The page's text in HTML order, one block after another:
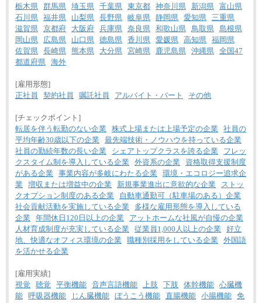
栃木県
群馬県 埼玉県 千葉県 東京都 神奈川県 新潟県
富山県
石川県
福井県 山梨県 長野県 岐阜県 静岡県 愛知県
三重県
滋賀県
京都府 大阪府 兵庫県 奈良県 和歌山県 鳥取県
島根県
岡山県
広島県 山口県 徳島県 香川県 愛媛県 高知県
福岡県
佐賀県
長崎県 熊本県 大分県 宮崎県 鹿児島県 沖縄県
全国47
都道府県
海外
[雇用形態]
正社員
契約社員 嘱託社員 アルバイト・パート その他
[チェックポイント]
転居を伴う転勤のない企業 株式上場または上場予定の企業 社員の
平均年齢30歳以下の企業 最先端技術・ノウハウを持っている企業
社員の勤続年数の長い企業
シェアトップクラスを誇る企業
フレッ
クスタイム制を導入している企業 外資系の企業
資格取得支援制度
がある企業 事業内容が多岐にわたる企業 環境・エコロジー追求企
業 増収または増益中の企業 新規事業進出に意欲的な企業
ストッ
クオプション制度のある企業
自動車通勤可（駐車場のある）企業
社会貢献活動を実施している企業
多様な雇用形態を導入している
企業 年間休日120日以上の企業
アットホームな社風が自慢の企業
人材育成制度が充実している企業 従業員1,000人以上の企業 好立
地、快適なオフィス環境の企業 職種別採用をしている企業 外国語
を活かせる企業
[雇用実績]
視覚
聴覚 平衡機能 音声言語機能 上肢 下肢 体幹機能 心臓機
能 呼吸器機能 じん臓機能 ぼうこう機能 直腸機能 小腸機能 免